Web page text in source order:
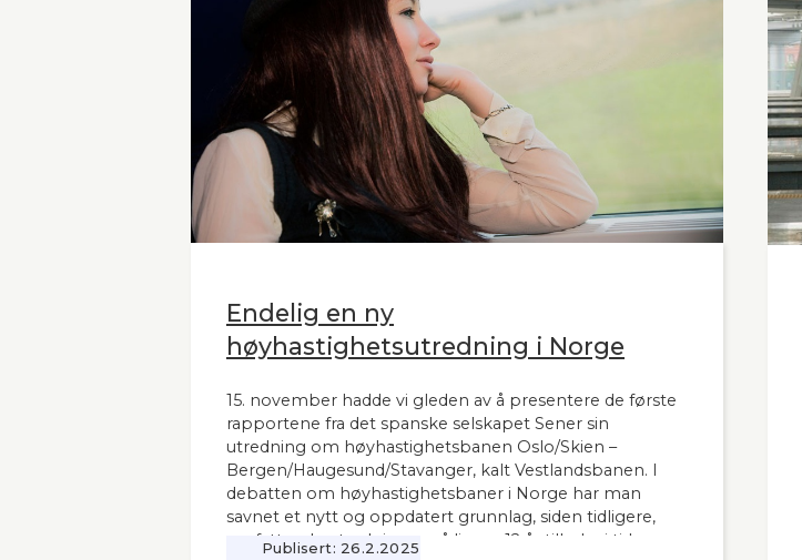
Endelig en ny
høyhastighetsutredning i Norge
15. november hadde vi gleden av å presentere de første
rapportene fra det spanske selskapet Sener sin
utredning om høyhastighetsbanen Oslo/Skien –
Bergen/Haugesund/Stavanger, kalt Vestlandsbanen. I
debatten om høyhastighetsbaner i Norge har man
savnet et nytt og oppdatert grunnlag, siden tidligere,
omfattende utredninger nå ligger 12 år tilbake i tid.
Publisert: 26.2.2025